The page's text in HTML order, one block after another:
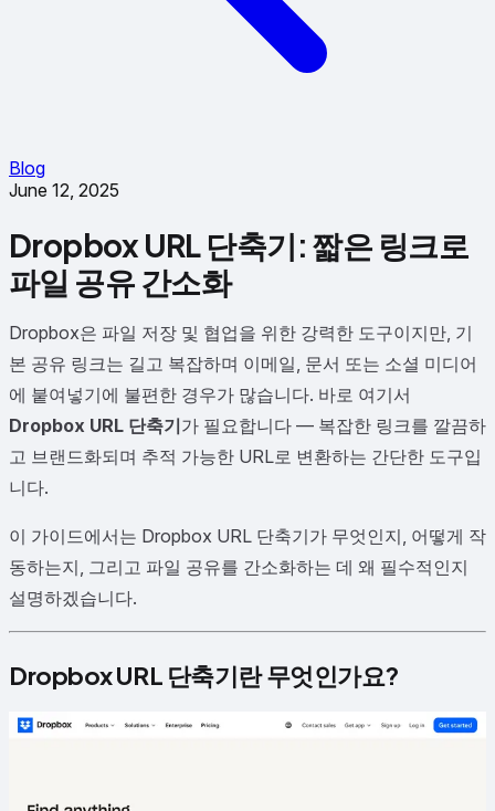
Blog
June 12, 2025
Dropbox URL 단축기: 짧은 링크로
파일 공유 간소화
Dropbox은 파일 저장 및 협업을 위한 강력한 도구이지만, 기
본 공유 링크는 길고 복잡하며 이메일, 문서 또는 소셜 미디어
에 붙여넣기에 불편한 경우가 많습니다. 바로 여기서
Dropbox URL 단축기가 필요합니다 — 복잡한 링크를 깔끔하
고 브랜드화되며 추적 가능한 URL로 변환하는 간단한 도구입
니다.
이 가이드에서는 Dropbox URL 단축기가 무엇인지, 어떻게 작
동하는지, 그리고 파일 공유를 간소화하는 데 왜 필수적인지
설명하겠습니다.
Dropbox URL 단축기란 무엇인가요?